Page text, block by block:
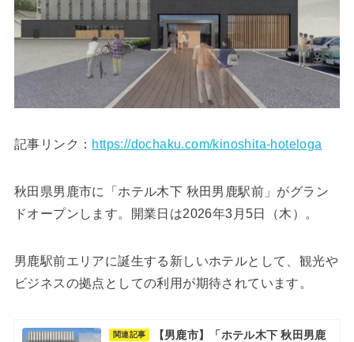
記事リンク： https://dochaku.com/kinoshita-hoteloga
秋田県男鹿市に「ホテル木下 秋田男鹿駅前」がグラン
ドオープンします。開業日は2026年3月5日（木）。
男鹿駅前エリアに誕生する新しいホテルとして、観光や
ビジネスの拠点としての利用が期待されています。
関連記事
【男鹿市】「ホテル木下 秋田男鹿